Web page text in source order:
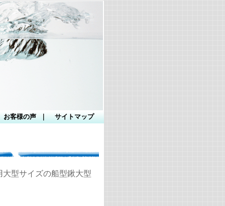
お客様の声 サイトマップ
型サイズの船型鍬大型